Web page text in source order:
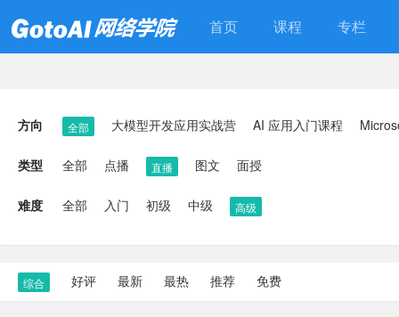
首页 课程 专栏
方向 全部 大模型开发应用实战营 AI 应用入门课程
类型 全部 点播 直播 图文 面授
难度 全部 入门 初级 中级 高级
综合 好评 最新 最热 推荐 免费